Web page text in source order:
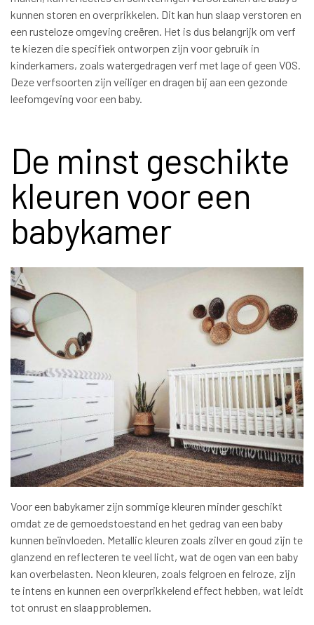
kunnen storen en overprikkelen. Dit kan hun slaap verstoren en
een rusteloze omgeving creëren. Het is dus belangrijk om verf
te kiezen die specifiek ontworpen zijn voor gebruik in
kinderkamers, zoals watergedragen verf met lage of geen VOS.
Deze verfsoorten zijn veiliger en dragen bij aan een gezonde
leefomgeving voor een baby.
De minst geschikte
kleuren voor een
babykamer
Voor een babykamer zijn sommige kleuren minder geschikt
omdat ze de gemoedstoestand en het gedrag van een baby
kunnen beïnvloeden. Metallic kleuren zoals zilver en goud zijn te
glanzend en reflecteren te veel licht, wat de ogen van een baby
kan overbelasten. Neon kleuren, zoals felgroen en felroze, zijn
te intens en kunnen een overprikkelend effect hebben, wat leidt
tot onrust en slaapproblemen.